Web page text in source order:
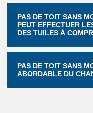
PAS DE TOIT SANS
PEUT EFFECTUER
DES TUILES À
PAS DE TOIT SANS
ABORDABLE DU